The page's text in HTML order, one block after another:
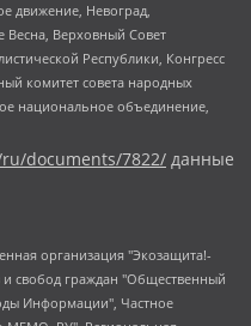
движение, Невоград,
Верховный Совет
Республики, Конгресс
комитет совета народных
национальное объединение,
documents/7822/ данные
Симонов Евгений Алексеевич, Соловьева Елена Анатольевна, Сотников Даниил Владимирович, Сурначева Елизавета Дмитриевна, Автономная некоммерческая организация по защите прав человека и информированию населения "Якутия – Наше Мнение", Общество с ограниченной ответственностью "Москоу диджитал медиа", с 26.01.2023 Общество с ограниченной ответственностью "Чайка Белые сады", Ветошкина Валерия Валерьевна, Заговора Максим Александрович, Межрегиональное общественное движение "Российская ЛГБТ - сеть", Оленичев Максим Владимирович, Павлов Иван Юрьевич, Скворцова Елена Сергеевна, Общество с ограниченной ответственностью "Как бы инагент", Кочетков Игорь Викторович, Общество с ограниченной ответственностью "Честные выборы", Еланчик Олег Александрович, Общество с ограниченной ответственностью "Нобелевский призыв", Гималова Регина Эмилевна, Григорьев Андрей Валерьевич, Григорьева Алина Александровна, Ассоциация по содействию защите прав призывников, альтернативнослужащих и военнослужащих "Правозащитная группа "Гражданин.Армия.Право", Хисамова Регина Фаритовна, Автономная некоммерческая организация по реализации социально-правовых программ "Лилит", Дальневосточное общественное движение "Маяк", Санкт-Петербургская ЛГБТ-инициативная группа "Выход", Инициативная группа ЛГБТ+ "Реверс", Алексеев Андрей Викторович, Бекбулатова Таисия Львовна, Беляев Иван Михайлович, Владыкина Елена Сергеевна, Гельман Марат Александрович, Никульшина Вероника Юрьевна, Толоконникова Надежда Андреевна, Шендерович Виктор Анатольевич, Общество с ограниченной ответственностью "Данное сообщение", Общество с ограниченной ответственностью Издательский дом "Новая глава", Айнбиндер Александра Александровна, Московский комьюнити-центр для ЛГБТ+инициатив, Благотворительный фонд развития филантропии, Deutsche Welle (Германия, Kurt-Schumacher-Strasse 3, 53113 Bonn), Борзунова Мария Михайловна, Воробьев Виктор Викторович, Голубева Анна Львовна, Константинова Алла Михайловна, Малкова Ирина Владимировна, Мурадов Мурад Абдулгалимович, Осетинская Елизавета Николаевна, Понасенков Евгений Николаевич, Ганапольский Матвей Юрьевич, Киселев Евгений Алексеевич, Борухович Ирина Григорьевна, Дремин Иван Тимофеевич, Дубровский Дмитрий Викторович, Красноярская региональная общественная организация поддержки и развития альтернативных образовательных технологий и межкультурных коммуникаций "ИНТЕРРА", Маяковская Екатерина Алексеевна, Фейгин Марк Захарович, Филимонов Андрей Викторович, Дзугкоева Регина Николаевна, Доброхотов Роман Александрович, Дудь Юрий Александрович, Елкин Сергей Владимирович, Кругликов Кирилл Игоревич, Сабунаева Мария Леонидовна, Семенов Алексей Владимирович, Шаинян Карен Багратович, Шульман Екатерина Михайловна, Асафьев Артур Валерьевич, Вахштайн Виктор Семенович, Венедиктов Алексей Алексеевич, Лушникова Екатерина Евгеньевна, Волков Леонид Михайлович, Невзоров Александр Глебович, Пархоменко Сергей Борисович, Сироткин Ярослав Николаевич, Кара-Мурза Владимир Владимирович, Баранова Наталья Владимировна, Гозман Леонид Яковлевич, Кагарлицкий Борис Юльевич, Климарев Михаил Валерьевич, Милов Владимир Станиславович, Автономная некоммерческая организация Краснодарский центр современного искусства "Типография", Моргенштерн Алишер Тагирович, Соболь Любовь Эдуардовна, Общество с ограниченной ответственностью "ЛИЗА НОРМ", Каспаров Гарри Кимович, Ходорковский Михаил Борисович, Общество с ограниченной ответственностью "Апрельские тезисы", Данилович Ирина Брониславовна, Кашин Олег Владимирович, Петров Николай Владимирович, Пивоваров Алексей Владимирович, Соколов Михаил Владимирович, Цветкова Юлия Владимировна, Чичваркин Евгений Александрович, Комитет против пыток/Команда против пыток, Общество с ограниченной ответственностью "Первый научный", Общество с ограниченной ответственностью "Вертолет и ко", Белоцерковская Вероника Борисовна, Кац Максим Евгеньевич, Лазарева Татьяна Юрьевна, Шаведдинов Руслан Табризович, Яшин Илья Валерьевич, Общество с ограниченной ответственностью "Иноагент ААВ", Алешковский Дмитрий Петрович, Альбац Евгения Марковна, Быков Дмитрий Львович, Галямина Юлия Евгеньевна, Лойко Сергей Леонидович, Мартынов Кирилл Константинович, Медведев Сергей Александрович, Крашенинников Федор Геннадиевич, Гордеева Катерина Вл